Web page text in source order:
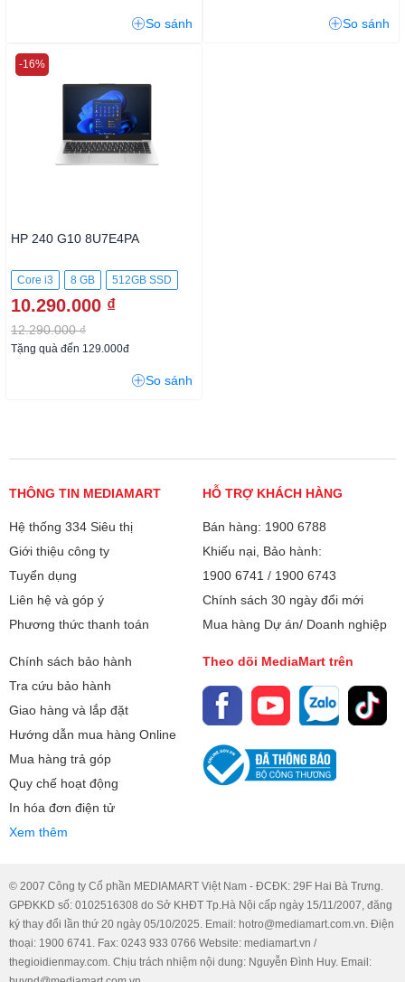
So sánh So sánh
HP 240 G10 8U7E4PA
Core i3 8 GB 512GB SSD
10.290.000 ₫
12.290.000 ₫
-16%
Tặng quà đến 129.000đ
So sánh
THÔNG TIN MEDIAMART
Hệ thống 334 Siêu thị
Giới thiệu công ty
Tuyển dụng
Liên hệ và góp ý
Phương thức thanh toán
HỖ TRỢ KHÁCH HÀNG
Bán hàng: 1900 6788
Khiếu nại, Bảo hành:
1900 6741 / 1900 6743
Chính sách 30 ngày đổi mới
Mua hàng Dự án/ Doanh nghiệp
Chính sách bảo hành
Tra cứu bảo hành
Giao hàng và lắp đặt
Hướng dẫn mua hàng Online
Mua hàng trả góp
Quy chế hoạt động
In hóa đơn điện tử
Xem thêm
Theo dõi MediaMart trên
© 2007 Công ty Cổ phần MEDIAMART Việt Nam - ĐCĐK: 29F Hai Bà Trưng.
GPĐKKD số: 0102516308 do Sở KHĐT Tp.Hà Nội cấp ngày 15/11/2007, đăng
ký thay đổi lần thứ 20 ngày 05/10/2025. Email: hotro@mediamart.com.vn. Điện
thoại: 1900 6741. Fax: 0243 933 0766 Website: mediamart.vn /
thegioidienmay.com. Chịu trách nhiệm nội dung: Nguyễn Đình Huy. Email: